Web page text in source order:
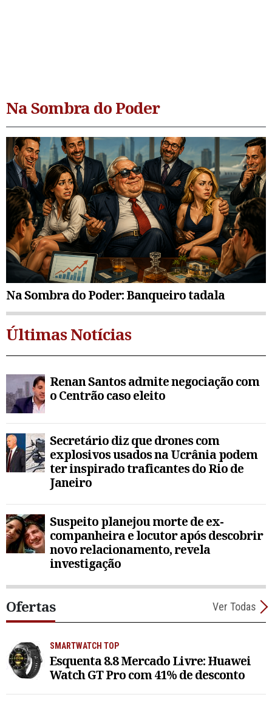
Na Sombra do Poder
Na Sombra do Poder: Banqueiro tadala
Últimas Notícias
Renan Santos admite negociação com
o Centrão caso eleito
Secretário diz que drones com
explosivos usados na Ucrânia podem
ter inspirado traficantes do Rio de
Janeiro
Suspeito planejou morte de ex-
companheira e locutor após descobrir
novo relacionamento, revela
investigação
Ofertas Ver Todas
SMARTWATCH TOP
Esquenta 8.8 Mercado Livre: Huawei
Watch GT Pro com 41% de desconto